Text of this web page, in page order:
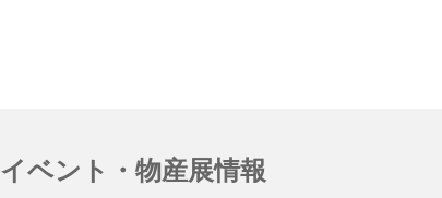
イベント・物産展情報